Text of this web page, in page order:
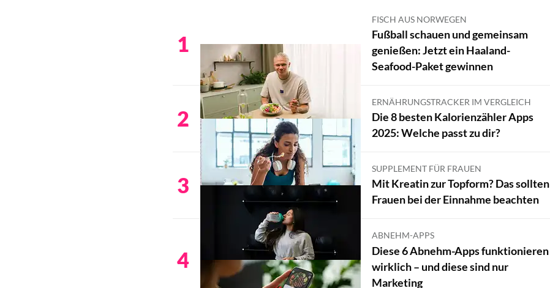
1
FISCH AUS NORWEGEN
Fußball schauen und gemeinsam
genießen: Jetzt ein Haaland-
Seafood-Paket gewinnen
2
ERNÄHRUNGSTRACKER IM VERGLEICH
Die 8 besten Kalorienzähler Apps
2025: Welche passt zu dir?
3
SUPPLEMENT FÜR FRAUEN
Mit Kreatin zur Topform? Das sollten
Frauen bei der Einnahme beachten
4
ABNEHM-APPS
Diese 6 Abnehm-Apps funktionieren
wirklich – und diese sind nur
Marketing